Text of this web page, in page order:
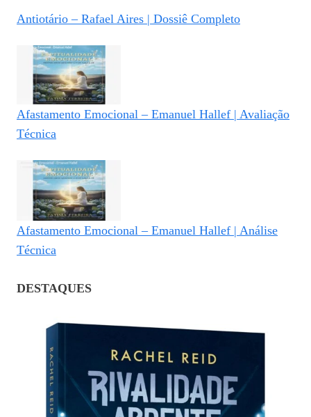
Antiotário – Rafael Aires | Dossiê Completo
Afastamento Emocional – Emanuel Hallef | Avaliação
Técnica
Afastamento Emocional – Emanuel Hallef | Análise
Técnica
DESTAQUES